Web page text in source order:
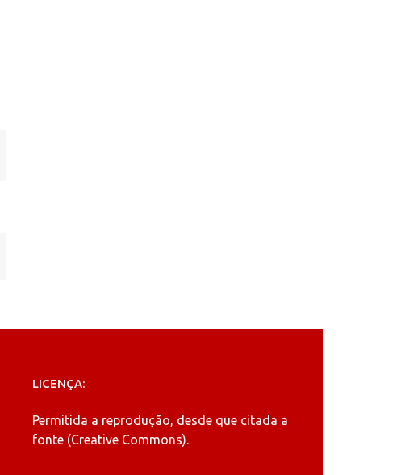
LICENÇA:
Permitida a reprodução, desde que citada a
fonte (Creative Commons).